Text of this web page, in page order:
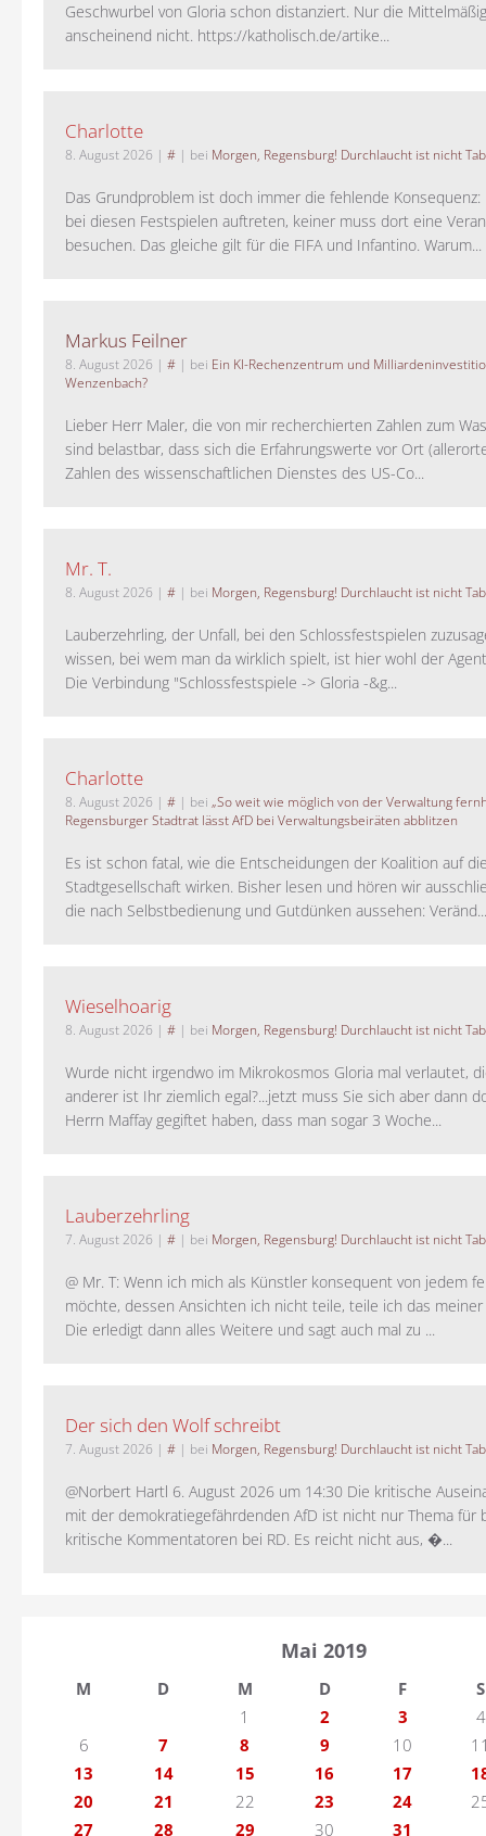
Geschwurbel von Gloria schon distanziert. Nur die
anscheinend nicht. https://katholisch.de/artike...
Charlotte
8. August 2026 | # | bei Morgen, Regensburg! Durchlaucht ist nicht
Das Grundproblem ist doch immer die fehlende
bei diesen Festspielen auftreten, keiner muss dort eine
besuchen. Das gleiche gilt für die FIFA und Infantino. Warum...
Markus Feilner
8. August 2026 | # | bei Ein KI-Rechenzentrum und
Wenzenbach?
Lieber Herr Maler, die von mir recherchierten Zahlen zum
sind belastbar, dass sich die Erfahrungswerte vor Ort
Zahlen des wissenschaftlichen Dienstes des US-Co...
Mr. T.
8. August 2026 | # | bei Morgen, Regensburg! Durchlaucht ist nicht
Lauberzehrling, der Unfall, bei den Schlossfestspielen
wissen, bei wem man da wirklich spielt, ist hier wohl der
Die Verbindung "Schlossfestspiele -> Gloria -&g...
Charlotte
8. August 2026 | # | bei „So weit wie möglich von der Verwaltung
Regensburger Stadtrat lässt AfD bei Verwaltungsbeiräten abblitzen
Es ist schon fatal, wie die Entscheidungen der Koalition auf
Stadtgesellschaft wirken. Bisher lesen und hören wir
die nach Selbstbedienung und Gutdünken aussehen: Veränd...
Wieselhoarig
8. August 2026 | # | bei Morgen, Regensburg! Durchlaucht ist nicht
Wurde nicht irgendwo im Mikrokosmos Gloria mal verlautet,
anderer ist Ihr ziemlich egal?...jetzt muss Sie sich aber dann
Herrn Maffay gegiftet haben, dass man sogar 3 Woche...
Lauberzehrling
7. August 2026 | # | bei Morgen, Regensburg! Durchlaucht ist nicht
@ Mr. T: Wenn ich mich als Künstler konsequent von jedem
möchte, dessen Ansichten ich nicht teile, teile ich das
Die erledigt dann alles Weitere und sagt auch mal zu ...
Der sich den Wolf schreibt
7. August 2026 | # | bei Morgen, Regensburg! Durchlaucht ist nicht
@Norbert Hartl 6. August 2026 um 14:30 Die kritische
mit der demokratiegefährdenden AfD ist nicht nur Thema für
kritische Kommentatoren bei RD. Es reicht nicht aus, �...
Mai 2019
M D M D F
S
1
2 3
4
6
7 8 9 10
13
14 15 16 17
20
21 22 23 24
27
28 29 30 31